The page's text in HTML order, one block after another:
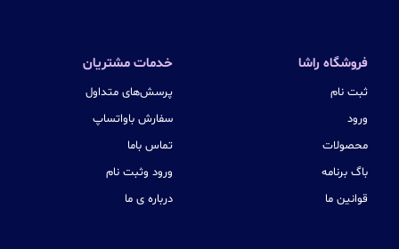
فروشگاه راشا
ثبت نام
ورود
محصولات
باگ برنامه
قوانین ما
خدمات مشتریان
پرسش‌های متداول
سفارش باواتساپ
تماس باما
ورود وثبت نام
درباره ی ما